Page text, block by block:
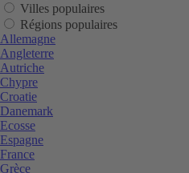
Villes populaires
Régions populaires
Allemagne
Angleterre
Autriche
Chypre
Croatie
Danemark
Ecosse
Espagne
France
Grèce